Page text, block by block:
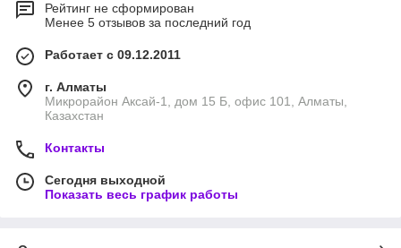
поверхносте
оборудования:
Рейтинг не сформирован
Менее 5 отзывов за последний год
Работает с 09.12.2011
г. Алматы
Микрорайон Аксай-1, дом 15 Б, офис 101, Алматы,
Казахстан
Контакты
Сегодня выходной
Показать весь график работы